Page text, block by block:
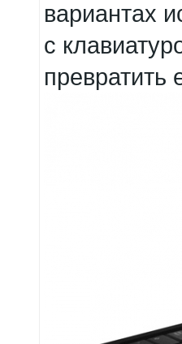
вариантах
с
превратить